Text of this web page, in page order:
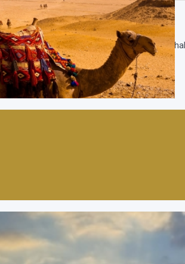
Somo 4touristsis agencia de viajes,
viajas sol@ podes compart...